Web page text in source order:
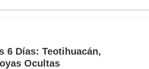
6 Días: Teotihuacán,
Ocultas